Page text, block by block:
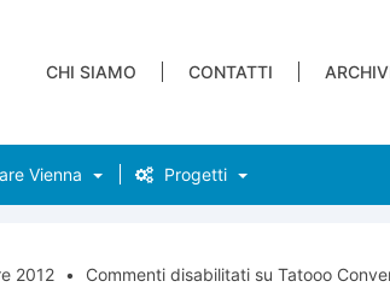
CHI SIAMO CONTATTI
Vienna Progetti
2012 • Commenti disabilitatisu Tatooo